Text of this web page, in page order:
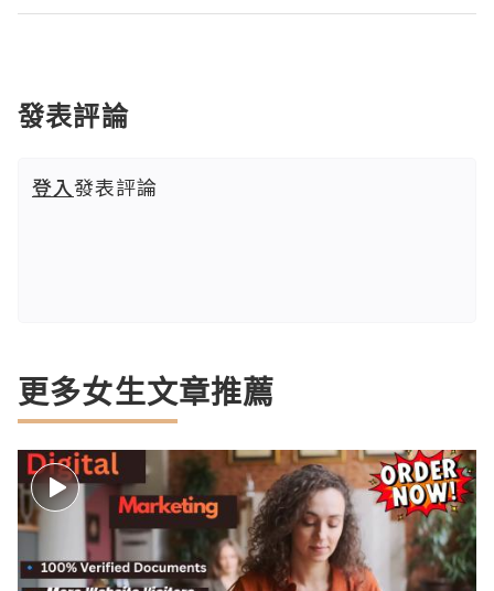
發表評論
登入發表評論
更多女生文章推薦